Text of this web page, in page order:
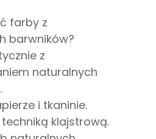
farby z
barwników?
z
naturalnych
i tkaninie.
klajstrową.